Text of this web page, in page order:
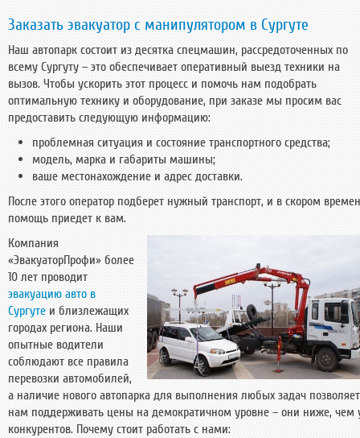
Заказать эвакуатор с манипулятором в Сургуте
Наш автопарк состоит из десятка спецмашин, рассредоточенных по
всему Сургуту – это обеспечивает оперативный выезд техники на
вызов. Чтобы ускорить этот процесс и помочь нам подобрать
оптимальную технику и оборудование, при заказе мы просим вас
предоставить следующую информацию:
проблемная ситуация и состояние транспортного средства;
модель, марка и габариты машины;
ваше местонахождение и адрес доставки.
После этого оператор подберет нужный транспорт, и в скором
помощь приедет к вам.
Компания
«ЭвакуаторПрофи» более
10 лет проводит
эвакуацию авто в
Сургуте и близлежащих
городах региона. Наши
опытные водители
соблюдают все правила
перевозки автомобилей,
а наличие нового автопарка для выполнения любых задач позволяет
нам поддерживать цены на демократичном уровне – они ниже, чем
конкурентов. Почему стоит работать с нами: